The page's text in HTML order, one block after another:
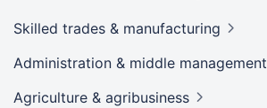
Skilled trades & manufacturing
Administration & middle management
Agriculture & agribusiness